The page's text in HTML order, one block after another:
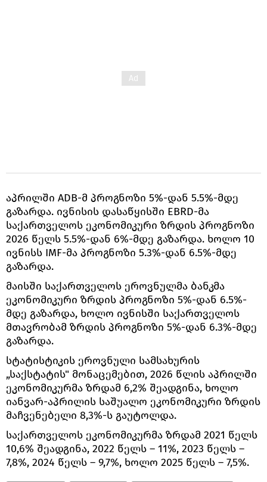
აპრილში ADB-მ პროგნოზი 5%-დან 5.5%-მდე
გაზარდა. ივნისის დასაწყისში EBRD-მა
საქართველოს ეკონომიკური ზრდის პროგნოზი
2026 წელს 5.5%-დან 6%-მდე გაზარდა. ხოლო 10
ივნისს IMF-მა პროგნოზი 5.3%-დან 6.5%-მდე
გაზარდა.
მაისში საქართველოს ეროვნულმა ბანკმა
ეკონომიკური ზრდის პროგნოზი 5%-დან 6.5%-
მდე გაზარდა, ხოლო ივნისში საქართველოს
მთავრობამ ზრდის პროგნოზი 5%-დან 6.3%-მდე
გაზარდა.
სტატისტიკის ეროვნული სამსახურის
„საქსტატის" მონაცემებით, 2026 წლის აპრილში
ეკონომიკურმა ზრდამ 6,2% შეადგინა, ხოლო
იანვარ-აპრილის საშუალო ეკონომიკური ზრდის
მაჩვენებელი 8,3%-ს გაუტოლდა.
საქართველოს ეკონომიკურმა ზრდამ 2021 წელს
10,6% შეადგინა, 2022 წელს – 11%, 2023 წელს –
7,8%, 2024 წელს – 9,7%, ხოლო 2025 წელს – 7,5%.